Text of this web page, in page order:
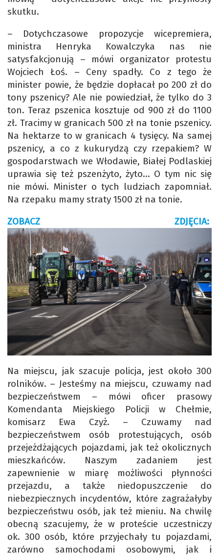
skutku.
– Dotychczasowe propozycje wicepremiera,
ministra Henryka Kowalczyka nas nie
satysfakcjonują – mówi organizator protestu
Wojciech Łoś. – Ceny spadły. Co z tego że
minister powie, że będzie dopłacał po 200 zł do
tony pszenicy? Ale nie powiedział, że tylko do 3
ton. Teraz pszenica kosztuje od 900 zł do 1100
zł. Tracimy w granicach 500 zł na tonie pszenicy.
Na hektarze to w granicach 4 tysięcy. Na samej
pszenicy, a co z kukurydzą czy rzepakiem? W
gospodarstwach we Włodawie, Białej Podlaskiej
uprawia się też pszenżyto, żyto… O tym nic się
nie mówi. Minister o tych ludziach zapomniał.
Na rzepaku mamy straty 1500 zł na tonie.
ZOBACZ ZDJĘCIA:
Na miejscu, jak szacuje policja, jest około 300
rolników. – Jesteśmy na miejscu, czuwamy nad
bezpieczeństwem – mówi oficer prasowy
Komendanta Miejskiego Policji w Chełmie,
komisarz Ewa Czyż. – Czuwamy nad
bezpieczeństwem osób protestujących, osób
przejeżdżających pojazdami, jak też okolicznych
mieszkańców. Naszym zadaniem jest
zapewnienie w miarę możliwości płynności
przejazdu, a także niedopuszczenie do
niebezpiecznych incydentów, które zagrażałyby
bezpieczeństwu osób, jak też mieniu. Na chwilę
obecną szacujemy, że w proteście uczestniczy
ok. 300 osób, które przyjechały tu pojazdami,
zarówno samochodami osobowymi, jak i